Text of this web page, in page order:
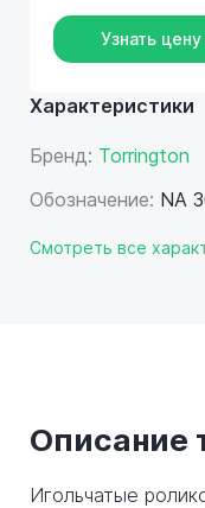
Характеристики
Бренд: Torrington
Обозначение: NA
Смотреть все
Узнать
Описание
Игольчатые